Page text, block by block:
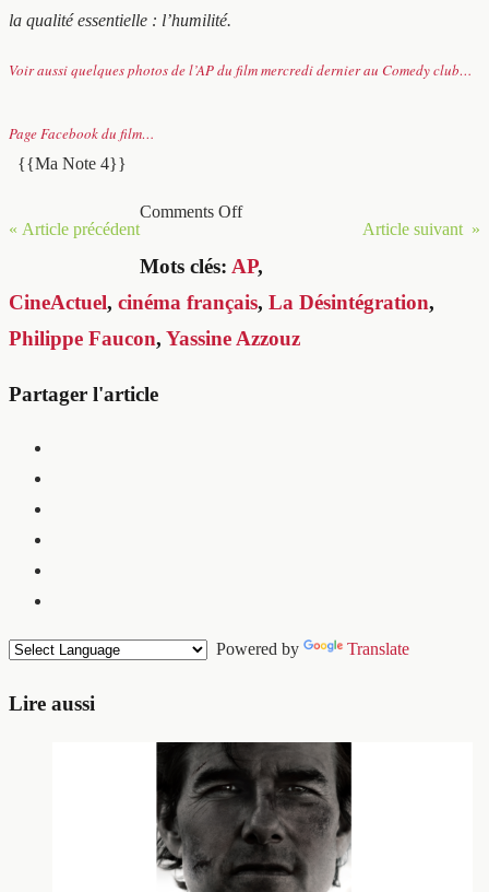
la qualité essentielle : l’humilité.
Voir aussi quelques photos de l’AP du film mercredi dernier au Comedy club…
Page Facebook du film…
{{Ma Note 4}}
« Article précédent Article suivant »
Comments Off
Mots clés: AP,
CineActuel, cinéma français, La Désintégration,
Philippe Faucon, Yassine Azzouz
Partager l'article
Powered by Translate
Lire aussi